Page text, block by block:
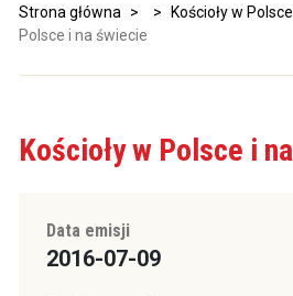
Strona główna > > Kościoły w
Polsce i na świecie
Kościoły w Polsce i
Data emisji
2016-07-09